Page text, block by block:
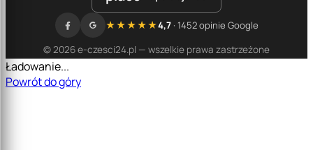
© 2026 e-czesci24.pl — wszelkie prawa zastrzeżone
★★★★★4,7· 1452 opinie Google
Ładowanie...
Powrót do góry